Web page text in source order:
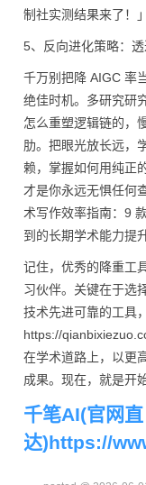
制社实测结果来了！
5、反向进化策略：
千万别把降 AIGC 率
绝佳时机。多研究研
怎么重塑逻辑链的，
肋。把眼光放长远，
赖，掌握如何用纯正
才是你永远无惧任何
术写作效率指南：9
到的长期学术能力提
记住，优秀的降重工
习伙伴。关键在于选
技术先进可靠的工具
https://
在学术道路上，以更
成果。现在，就是开
千笔AI(官网直
达)https://